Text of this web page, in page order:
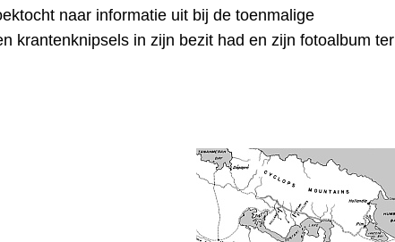
naar informatie uit bij de toenmalige
krantenknipsels in zijn bezit had en zijn fotoalbum ter